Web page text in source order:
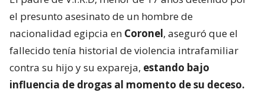
el presunto asesinato de un hombre de
nacionalidad egipcia en Coronel, aseguró que el
fallecido tenía historial de violencia intrafamiliar
contra su hijo y su expareja, estando bajo
influencia de drogas al momento de su deceso.